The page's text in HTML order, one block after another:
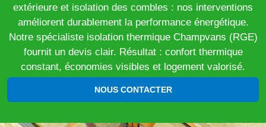
extérieure et isolation des combles : nos interventions
améliorent durablement la performance énergétique.
Notre spécialiste isolation thermique Champvans (RGE)
fournit un devis clair. Résultat : confort thermique
constant, économies visibles et logement valorisé.
NOUS CONTACTER